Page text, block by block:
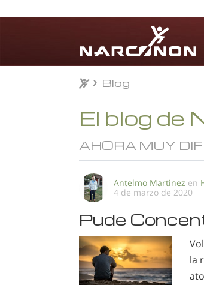
Blog
El blog de
AHORA MUY
Antelmo Martinez en
4 de marzo de 2020
Pude
la
Blog